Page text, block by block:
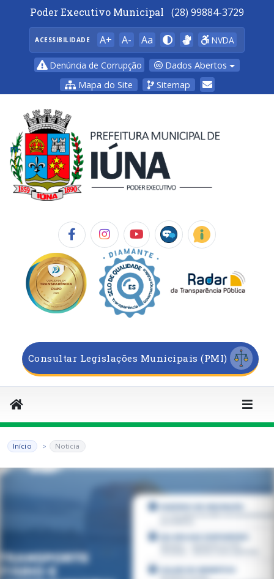
Poder Executivo Municipal (28) 99884-3729
ACESSIBILIDADE A+ A- Aa NVDA
Denúncia de Corrupção
Dados Abertos
Mapa do Site
Sitemap
Consultar Legislações Municipais (PMI)
Início Noticia